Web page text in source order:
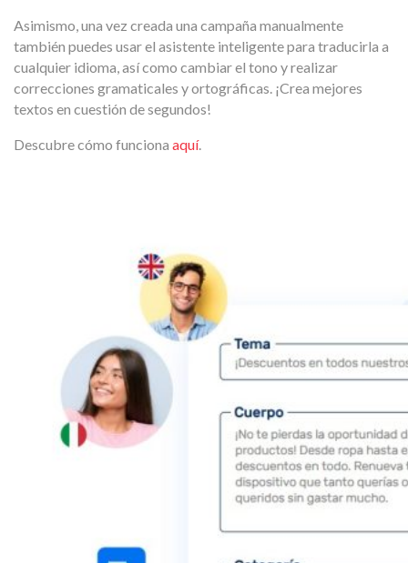
Asimismo, una vez creada una campaña manualmente
también puedes usar el asistente inteligente para traducirla a
cualquier idioma, así como cambiar el tono y realizar
correcciones gramaticales y ortográficas. ¡Crea mejores
textos en cuestión de segundos!
Descubre cómo funciona aquí.